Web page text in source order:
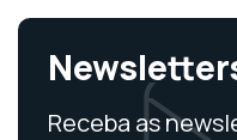
Receba as